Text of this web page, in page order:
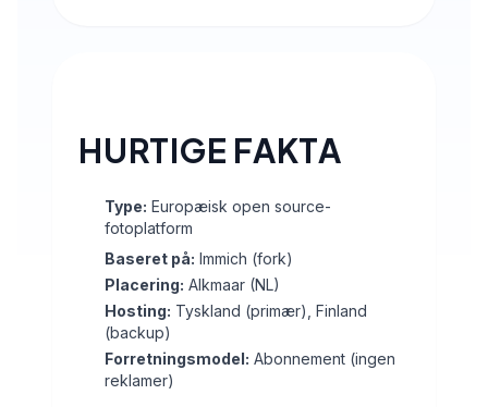
HURTIGE FAKTA
Type: Europæisk open source-
fotoplatform
Baseret på: Immich (fork)
Placering: Alkmaar (NL)
Hosting: Tyskland (primær), Finland
(backup)
Forretningsmodel: Abonnement (ingen
reklamer)